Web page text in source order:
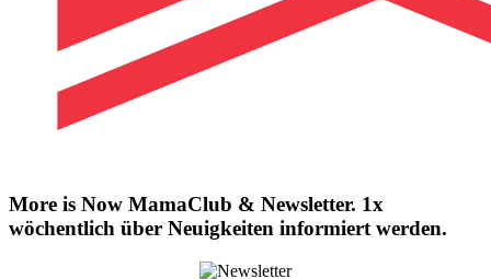
More is Now MamaClub & Newsletter. 1x
wöchentlich über Neuigkeiten informiert werden.